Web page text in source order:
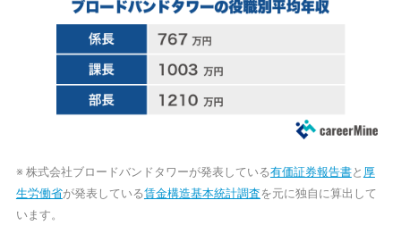
※ 株式会社ブロードバンドタワーが発表している有価証券報告書と 厚
生労働省が発表している賃金構造基本統計調査を元に独自に算出して
います。